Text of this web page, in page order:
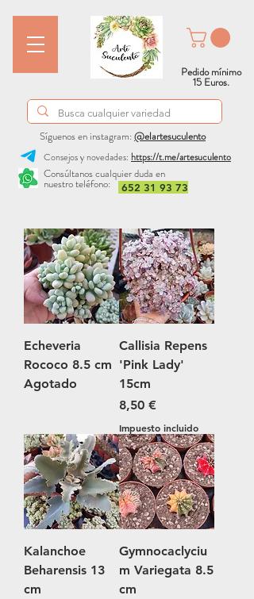
Consúltanos cualquier duda en
nuestro teléfono:
Síguenos en instagram: @elartesuculento
652 31 93 73
Consejos y novedades: https://t.me/artesuculento
Pedido mínimo
15 Euros.
Echeveria
Rococo 8.5 cm
Agotado
Callisia Repens
'Pink Lady'
15cm
Precio
8,50 €
Impuesto incluido
Kalanchoe
Beharensis 13
cm
Gymnocaclyciu
m Variegata 8.5
cm